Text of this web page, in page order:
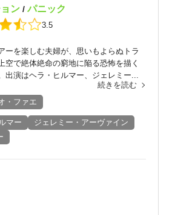
ョン/パニック
3.5
ーを楽しむ夫婦が、思いもよらぬトラ
空で絶体絶命の窮地に陥る恐怖を描く
出演はヘラ・ヒルマー、ジェレミー...
続きを読む
・ファエ
マー
ジェレミー・アーヴァイン